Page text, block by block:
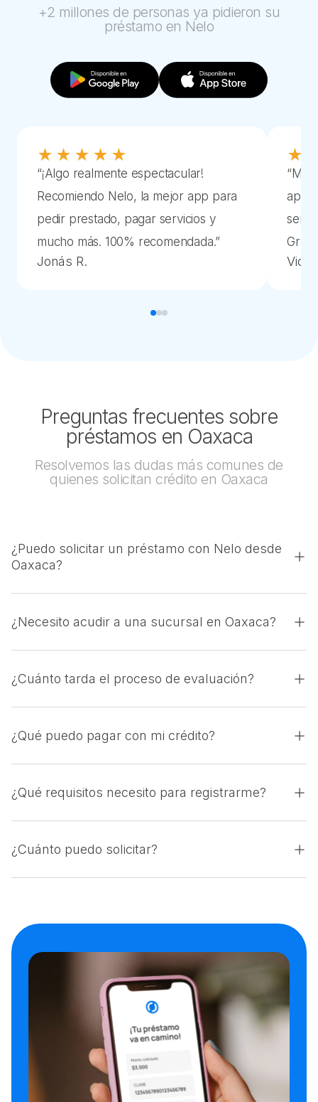
+2 millones de personas ya pidieron su
préstamo en Nelo
★★★★★
“¡Algo realmente espectacular!
Recomiendo Nelo, la mejor app para
pedir prestado, pagar servicios y
mucho más. 100% recomendada.”
Jonás R.
“Me
Preguntas frecuentes sobre
préstamos en Oaxaca
Resolvemos las dudas más comunes de
quienes solicitan crédito en Oaxaca
¿Puedo solicitar un préstamo con Nelo desde
Oaxaca?
¿Necesito acudir a una sucursal en Oaxaca?
¿Cuánto tarda el proceso de evaluación?
¿Qué puedo pagar con mi crédito?
¿Qué requisitos necesito para registrarme?
¿Cuánto puedo solicitar?